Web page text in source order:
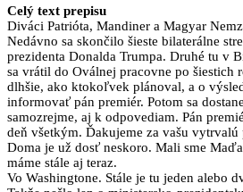
Celý text prepisu
Diváci Patrióta, Mandiner a Magyar
Nedávno sa skončilo šieste bilaterálne
prezidenta Donalda Trumpa. Druhé tu v
sa vrátil do Oválnej pracovne po šiestich
dlhšie, ako ktokoľvek plánoval, a o
informovať pán premiér. Potom sa
samozrejme, aj k odpovediam. Pán
deň všetkým. Ďakujeme za vašu vytrvalú
Doma je už dosť neskoro. Mali sme
máme stále aj teraz.
Vo Washingtone. Stále je tu jeden alebo